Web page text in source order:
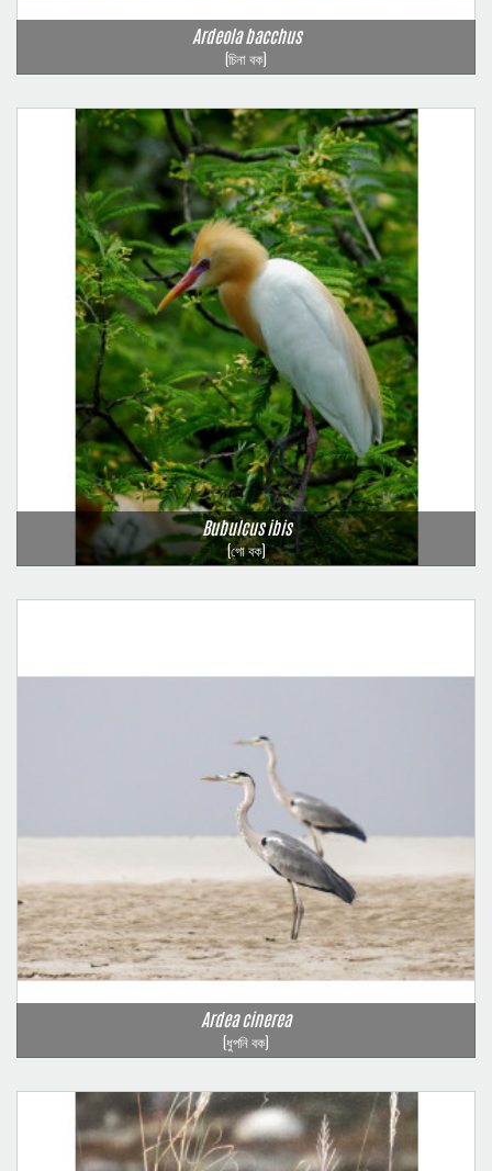
Ardeola bacchus
(চিনা বক)
Bubulcus ibis
(গো বক)
Ardea cinerea
(ধুপনি বক)